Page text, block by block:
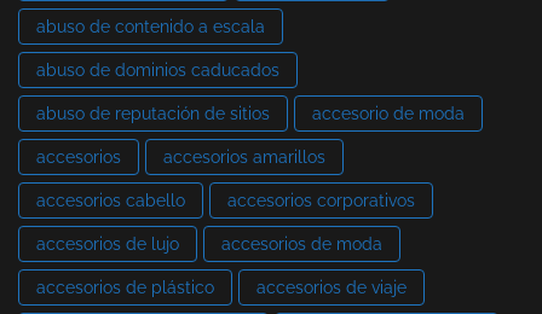
abuso de contenido a escala
abuso de dominios caducados
abuso de reputación de sitios accesorio de moda
accesorios accesorios amarillos
accesorios cabello accesorios corporativos
accesorios de lujo accesorios de moda
accesorios de plástico accesorios de viaje